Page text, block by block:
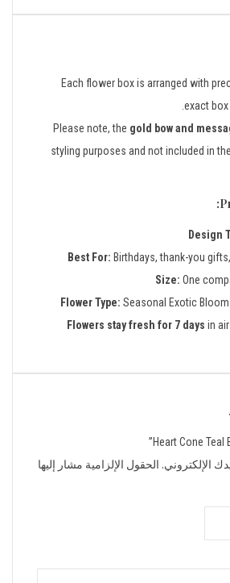
Each flower box is arranged with
exact
Please note, the gold bow and
styling purposes and not included in
Design
Best For: Birthdays, thank-you
Size: One
Flower Type: Seasonal Exotic
Flowers stay fresh for 7 days in
الإلكتروني. الحقول الإلزامية مشار إليها